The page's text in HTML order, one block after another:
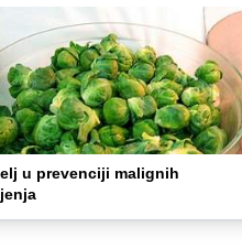
u prevenciji malignih